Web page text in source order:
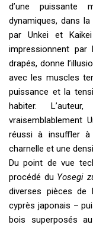
d’une puissante
dynamiques, dans
par Unkei et
impressionnent
drapés, donne
avec les muscles
puissance et la
habiter.
vraisemblablement
réussi à insuffler à
charnelle et une
Du point de vue
procédé du Yosegi
diverses pièces
cyprès japonais –
bois superposés